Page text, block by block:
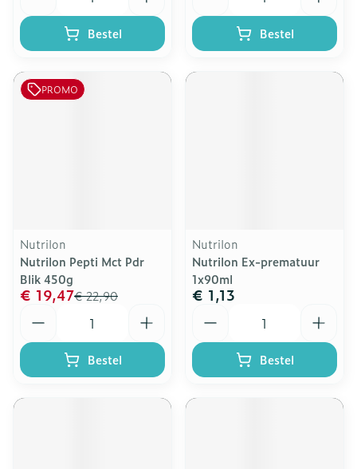
Bestel Bestel
PROMO
Nutrilon
Nutrilon Pepti Mct Pdr
Blik 450g
€ 22,90
€ 19,47
Bestel
Nutrilon
Nutrilon Ex-prematuur
1x90ml
€ 1,13
Bestel